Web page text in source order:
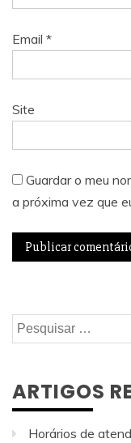
Email *
Site
Guardar o meu
a próxima vez que
Pesquisar
por:
ARTIGOS
Horários de